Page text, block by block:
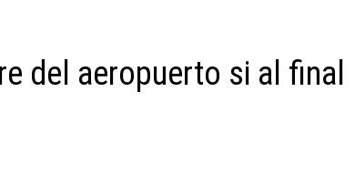
del aeropuerto si al final